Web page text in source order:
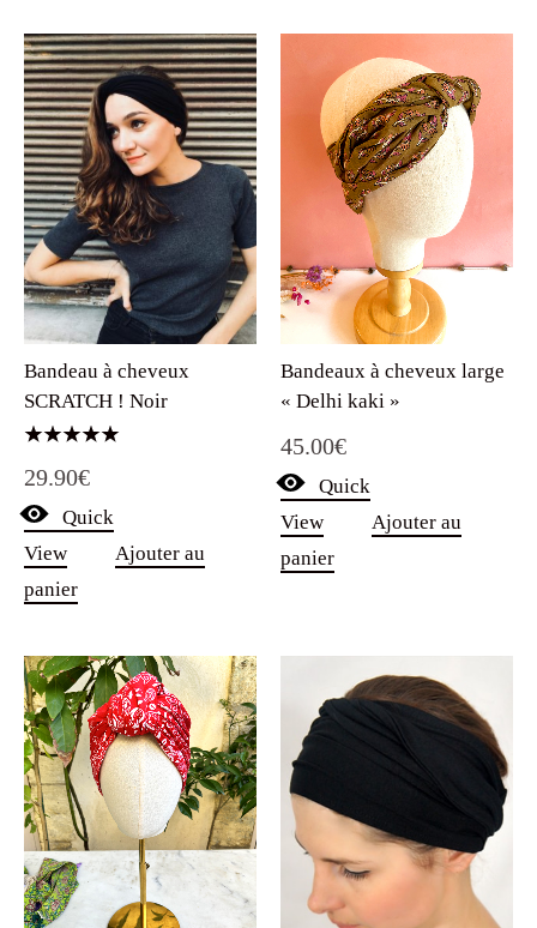
Bandeau à cheveux
SCRATCH ! Noir
5.00
29.90€
Quick
View
Ajouter au
panier
Bandeaux à cheveux large
« Delhi kaki »
45.00€
Quick
View
Ajouter au
panier